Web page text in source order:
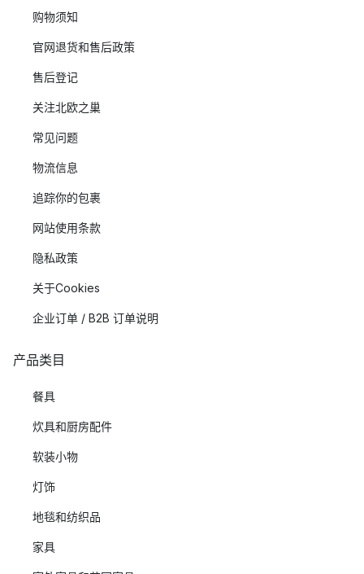
购物须知
官网退货和售后政策
售后登记
关注北欧之巢
常见问题
物流信息
追踪你的包裹
网站使用条款
隐私政策
关于Cookies
企业订单 / B2B 订单说明
产品类目
餐具
炊具和厨房配件
软装小物
灯饰
地毯和纺织品
家具